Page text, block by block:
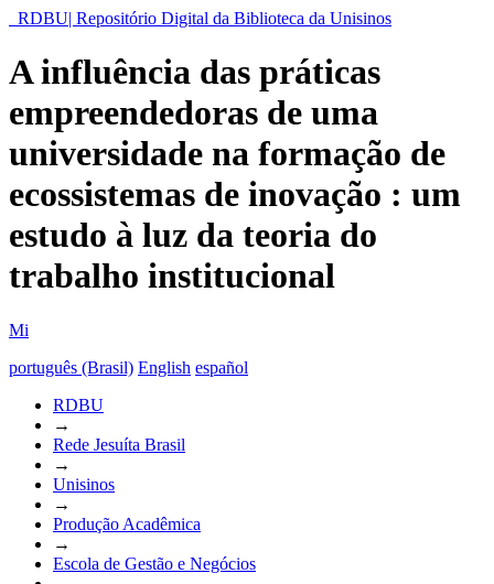
RDBU| Repositório Digital da Biblioteca da Unisinos
A influência das práticas
empreendedoras de uma
universidade na formação de
ecossistemas de inovação : um
estudo à luz da teoria do
trabalho institucional
Mi
português (Brasil) English español
RDBU
→
Rede Jesuíta Brasil
→
Unisinos
→
Produção Acadêmica
→
Escola de Gestão e Negócios